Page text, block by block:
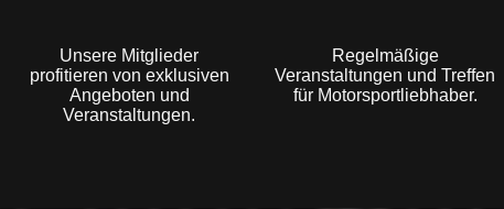
Unsere Mitglieder
profitieren von exklusiven
Angeboten und
Veranstaltungen.
Regelmäßige
Veranstaltungen und Treffen
für Motorsportliebhaber.